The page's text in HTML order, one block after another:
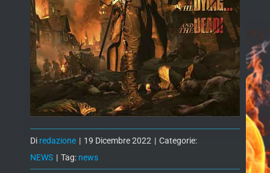
Di redazione | 19 Dicembre 2022 | Categorie:
NEWS | Tag: news